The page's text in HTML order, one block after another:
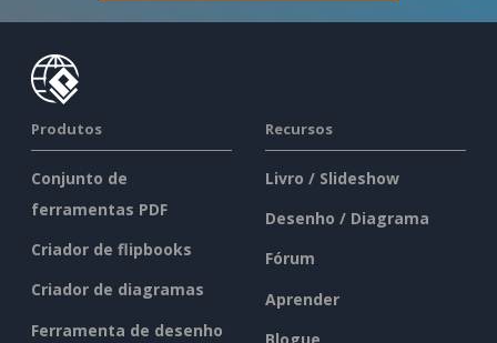
Produtos
Conjunto de
ferramentas PDF
Criador de flipbooks
Criador de diagramas
Ferramenta de desenho
Recursos
Livro / Slideshow
Desenho / Diagrama
Fórum
Aprender